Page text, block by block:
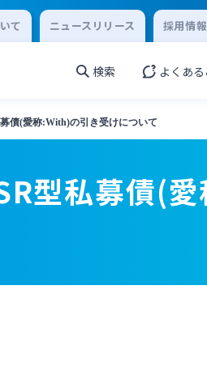
て ニュースリリース 採用情報
検索 よくあ
債(愛称:With)の引き受けについて
型私募債(